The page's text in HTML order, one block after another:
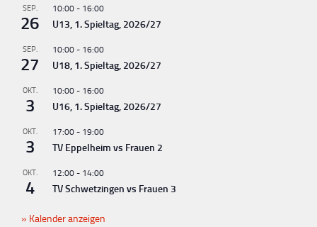
u
n
g
-
N
a
v
i
g
a
t
SEP.
26
10:00 - 16:00
U13, 1. Spieltag, 2026/27
SEP.
27
10:00 - 16:00
U18, 1. Spieltag, 2026/27
OKT.
3
10:00 - 16:00
U16, 1. Spieltag, 2026/27
OKT.
3
17:00 - 19:00
TV Eppelheim vs Frauen 2
OKT.
4
12:00 - 14:00
TV Schwetzingen vs Frauen 3
Kalender anzeigen